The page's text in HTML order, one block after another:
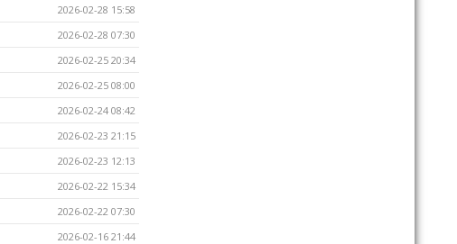
2026-02-28 15:58
2026-02-28 07:30
2026-02-25 20:34
2026-02-25 08:00
2026-02-24 08:42
2026-02-23 21:15
2026-02-23 12:13
2026-02-22 15:34
2026-02-22 07:30
2026-02-16 21:44